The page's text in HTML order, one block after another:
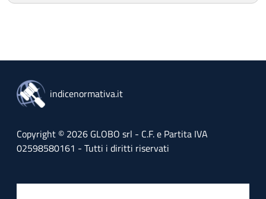
indicenormativa.it
Copyright © 2026 GLOBO srl - C.F. e Partita IVA
02598580161 - Tutti i diritti riservati